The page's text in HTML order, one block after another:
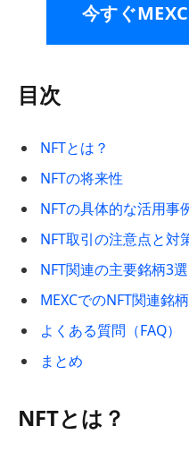
今すぐ
目次
NFTとは？
NFTの将来性
NFTの具体的な活用事
NFT取引の注意点と対
NFT関連の主要銘柄3選
MEXCでのNFT関連銘
よくある質問（FAQ）
まとめ
NFTとは？